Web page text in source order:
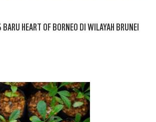
HEART OF BORNEO DI WILAYAH BRUNEI